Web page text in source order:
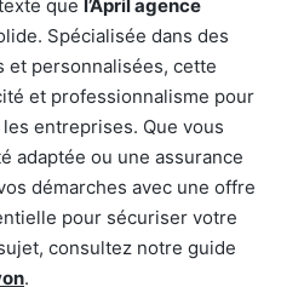
que l’April agence
Spécialisée dans des
et personnalisées, cette
et professionnalisme pour
entreprises. Que vous
adaptée ou une assurance
démarches avec une offre
pour sécuriser votre
consultez notre guide
.